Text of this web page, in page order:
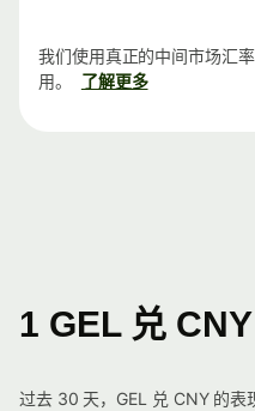
我们使用真正的中间市场汇
用。
了解更多
1 GEL 兑
过去 30 天，GEL 兑 CNY 的